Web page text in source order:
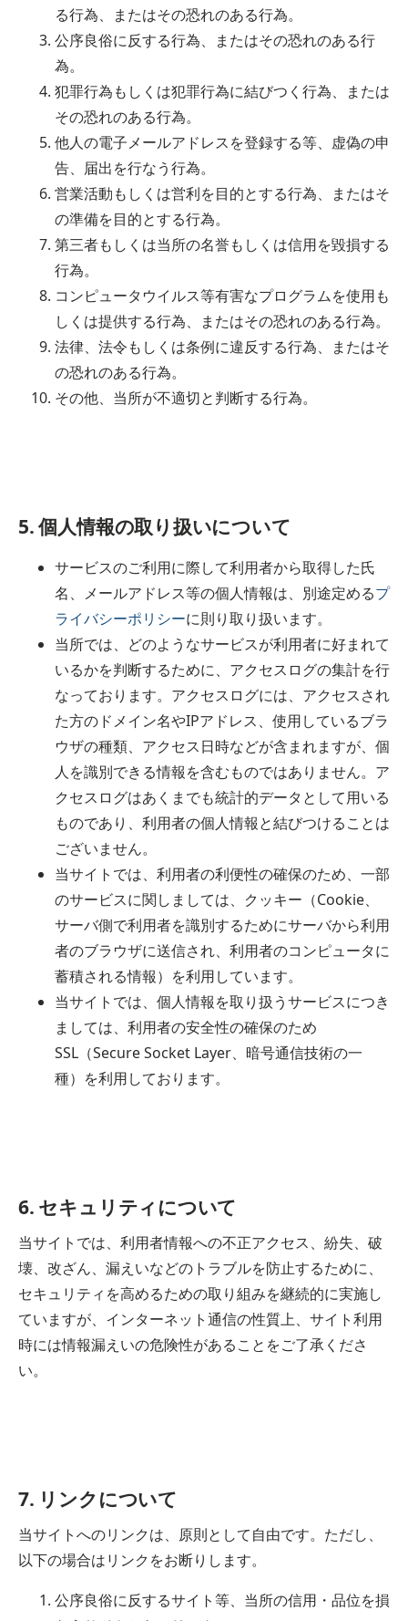
る行為、またはその恐れのある行為。
公序良俗に反する行為、またはその恐れのある行
為。
犯罪行為もしくは犯罪行為に結びつく行為、または
その恐れのある行為。
他人の電子メールアドレスを登録する等、虚偽の申
告、届出を行なう行為。
営業活動もしくは営利を目的とする行為、またはそ
の準備を目的とする行為。
第三者もしくは当所の名誉もしくは信用を毀損する
行為。
コンピュータウイルス等有害なプログラムを使用も
しくは提供する行為、またはその恐れのある行為。
法律、法令もしくは条例に違反する行為、またはそ
の恐れのある行為。
その他、当所が不適切と判断する行為。
5. 個人情報の取り扱いについて
サービスのご利用に際して利用者から取得した氏
名、メールアドレス等の個人情報は、別途定めるプ
ライバシーポリシーに則り取り扱います。
当所では、どのようなサービスが利用者に好まれて
いるかを判断するために、アクセスログの集計を行
なっております。アクセスログには、アクセスされ
た方のドメイン名やIPアドレス、使用しているブラ
ウザの種類、アクセス日時などが含まれますが、個
人を識別できる情報を含むものではありません。ア
クセスログはあくまでも統計的データとして用いる
ものであり、利用者の個人情報と結びつけることは
ございません。
当サイトでは、利用者の利便性の確保のため、一部
のサービスに関しましては、クッキー（Cookie、
サーバ側で利用者を識別するためにサーバから利用
者のブラウザに送信され、利用者のコンピュータに
蓄積される情報）を利用しています。
当サイトでは、個人情報を取り扱うサービスにつき
ましては、利用者の安全性の確保のため
SSL（Secure Socket Layer、暗号通信技術の一
種）を利用しております。
6. セキュリティについて
当サイトでは、利用者情報への不正アクセス、紛失、破
壊、改ざん、漏えいなどのトラブルを防止するために、
セキュリティを高めるための取り組みを継続的に実施し
ていますが、インターネット通信の性質上、サイト利用
時には情報漏えいの危険性があることをご了承くださ
い。
7. リンクについて
当サイトへのリンクは、原則として自由です。ただし、
以下の場合はリンクをお断りします。
公序良俗に反するサイト等、当所の信用・品位を損